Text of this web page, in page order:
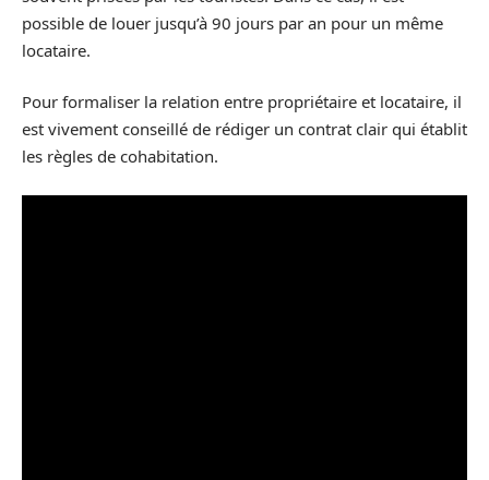
possible de louer jusqu’à 90 jours par an pour un même
locataire.
Pour formaliser la relation entre propriétaire et locataire, il
est vivement conseillé de rédiger un contrat clair qui établit
les règles de cohabitation.